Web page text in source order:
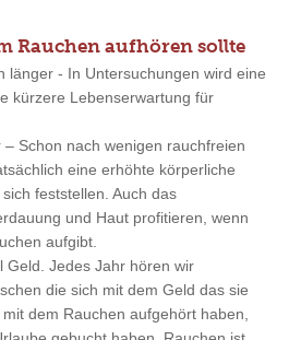
Rauchen aufhören sollte
länger - In Untersuchungen wird eine
kürzere Lebenserwartung für
Schon nach wenigen rauchfreien
eine erhöhte körperliche
feststellen. Auch das
und Haut profitieren, wenn
aufgibt.
Geld. Jedes Jahr hören wir
die sich mit dem Geld das sie
dem Rauchen aufgehört haben,